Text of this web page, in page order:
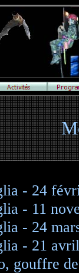
- 24
- 11
- 24
- 21
gouffre